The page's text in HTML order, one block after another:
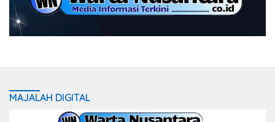
MAJALAH DIGITAL